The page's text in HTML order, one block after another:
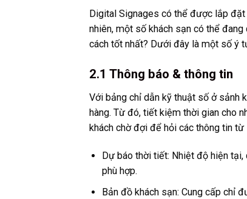
Digital Signages có thể được lắp
nhiên, một số khách sạn có thể
cách tốt nhất? Dưới đây là một số ý
2.1 Thông báo & thông tin
Với bảng chỉ dẫn kỹ thuật số ở sảnh
hàng. Từ đó, tiết kiệm thời gian cho
khách chờ đợi để hỏi các thông tin từ
Dự báo thời tiết: Nhiệt độ hiện
phù hợp.
Bản đồ khách sạn: Cung cấp chỉ